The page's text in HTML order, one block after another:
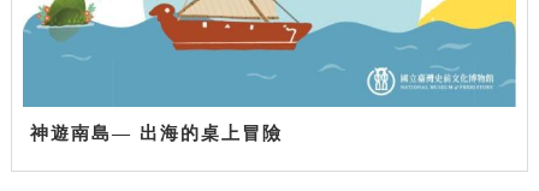
神遊南島— 出海的桌上冒險